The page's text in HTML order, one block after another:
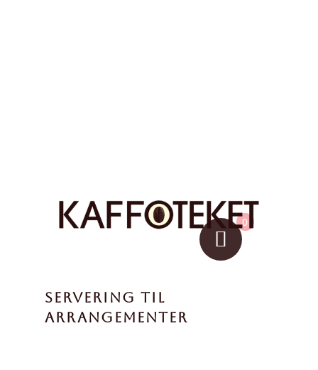
0
SERVERING TIL
ARRANGEMENTER